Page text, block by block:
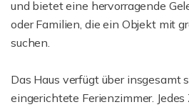
und bietet eine hervorragende
oder Familien, die ein Objekt mit
suchen.
Das Haus verfügt über insgesamt
eingerichtete Ferienzimmer.